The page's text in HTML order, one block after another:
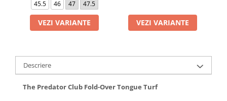
45.5
46 47 47.5
VEZI VARIANTE VEZI VARIANTE
Descriere
The Predator Club Fold-Over Tongue Turf